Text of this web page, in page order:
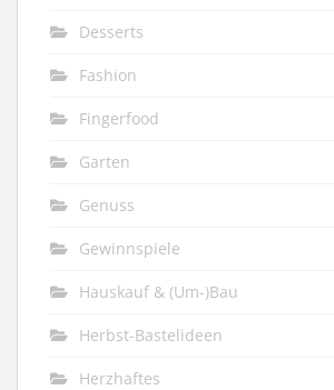
Desserts
Fashion
Fingerfood
Garten
Genuss
Gewinnspiele
Hauskauf & (Um-)Bau
Herbst-Bastelideen
Herzhaftes